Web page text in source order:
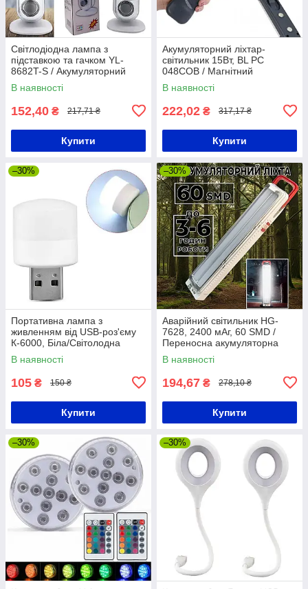
Світлодіодна лампа з
підставкою та гачком YL-
8682T-S / Акумуляторний
світильник / Кемпінговий
ліхтар
В наявності
152,40 ₴ 217,71 ₴
Купити
Акумуляторний ліхтар-
світильник 15Вт, BL PC
048COB / Магнітний
світлодіодний ліхтарик з
гачком
В наявності
222,02 ₴ 317,17 ₴
Купити
–30%
Портативна лампа з
живленням від USB-роз'єму
К-6000, Біла/Світолодна
лампа-ліхтар/ Мініліхтарик
В наявності
105 ₴ 150 ₴
Купити
–30%
Аварійний світильник HG-
7628, 2400 мАг, 60 SMD /
Переносна акумуляторна
LED лампа-ліхтар
В наявності
194,67 ₴ 278,10 ₴
Купити
–30% –30%